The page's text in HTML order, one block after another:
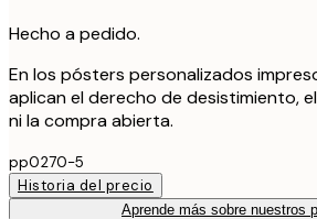
Hecho a pedido.
En los pósters personalizados
aplican el derecho de desistimiento,
ni la compra abierta.
pp0270-5
Historia del precio
Aprende más sobre nuestros